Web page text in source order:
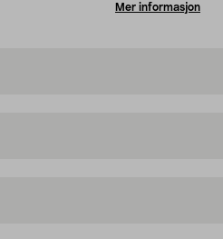
Mer informasjon